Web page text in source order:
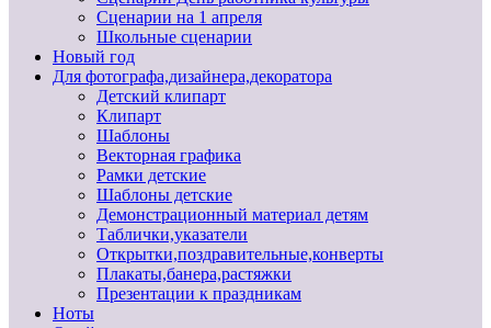
Сценарии на 1 апреля
Школьные сценарии
Новый год
Для фотографа,дизайнера,декоратора
Детский клипарт
Клипарт
Шаблоны
Векторная графика
Рамки детские
Шаблоны детские
Демонстрационный материал детям
Таблички,указатели
Открытки,поздравительные,конверты
Плакаты,банера,растяжки
Презентации к праздникам
Ноты